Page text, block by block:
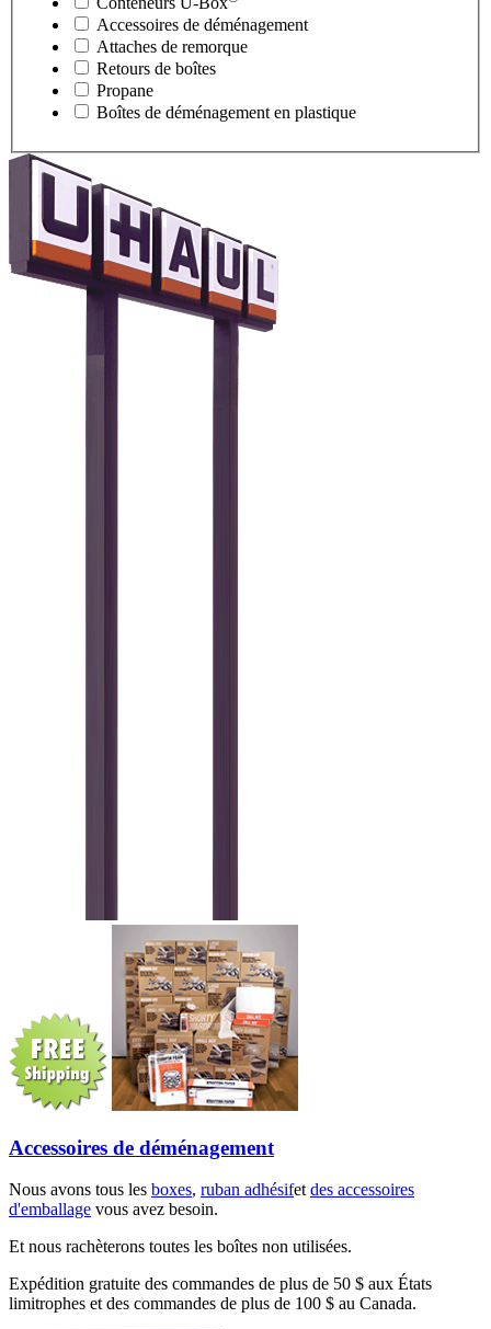
Accessoires de déménagement
Attaches de remorque
Retours de boîtes
Propane
Boîtes de déménagement en plastique
Accessoires de déménagement
Nous avons tous les boxes, ruban adhésifetdes accessoires
d'emballage vous avez besoin.
Et nous rachèterons toutes les boîtes non utilisées.
Expédition gratuite des commandes de plus de 50 $ aux États
limitrophes et des commandes de plus de 100 $ au Canada.